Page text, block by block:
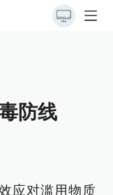
防线
应对滥用物质